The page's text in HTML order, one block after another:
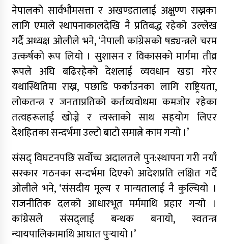
कर्णालीमा कांग्रेसका चार मन्त्रीहरूले दिए राजीनामा
नृपध्वज निरौलाको इजलासले उक्त निर्णय खारेजको
आदेश गरेको हो ।
जुम्लामा महिलामाथि जबरजस्ती करणी प्रयासको
आरोपमा एक पक्राउ
नेपाली कांग्रेस जुम्लाका कोषाध्यक्ष पाण्डेको निधन
डाेल्पाकाे जगदुल्लाबाट जुम्ला आउँदै गरेकाे जिप
दुर्घटना, एकको मृत्यु
डाेल्पाकाे जगदुल्लाबाट जुम्ला आउँदै गरेकाे जिप
दुर्घटना, एकको मृत्यु
नेपालको सार्वभौमसत्ता र अखण्डतालाई अक्षुण्ण राख्नका
लागि एमाले स्थापनाकालदेखि नै प्रतिबद्ध रहेको उल्लेख
गर्दै अध्यक्ष ओलीले भने, ‘नेपाली कांग्रेसको षड्यन्त्रले चरम
उत्कर्षको रूप लियो । सुशासन र विकासको मार्गमा तीव्र
रूपले अघि बढिरहेको देशलाई व्यवधान खडा गरेर
यथास्थितिमा राख्न, पछाडि फर्काउनका लागि राष्ट्रियता,
लोकतन्त्र र जनताप्रतिको कर्तव्यवोधमा कमजोर रहेका
तत्वहरूलाई खोज्ने र त्यस्ताको साथ सहयोग लिएर
देशहितका सन्दर्भमा उल्टो बाटो समात्ने काम गर्‍यो ।’
संसद् विघटनपछि सर्वोच्च अदालतले पुन:स्थापना गरी नयाँ
सरकार गठनका सन्दर्भमा दिएको आदेशप्रति लक्षित गर्दै
ओलीले भने, ‘संसदीय मूल्य र मान्यतालाई नै कुल्चियो ।
राजनीतिक दलको आधारभूत मर्ममाथि प्रहार गर्‍यो ।
कांग्रेसले संसद्लाई बन्धक बनायो, स्वतन्त्र
न्यायपालिकामाथि आघात पुर्‍यायो ।’